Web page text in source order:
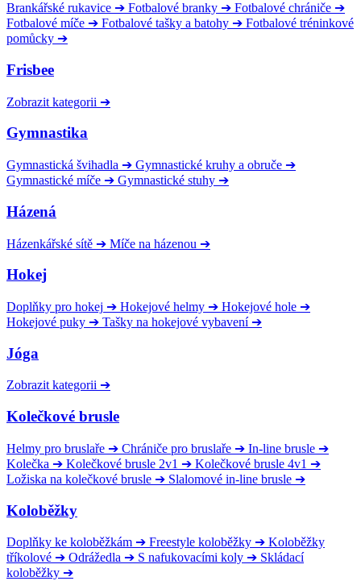
Brankářské rukavice ➔ Fotbalové branky ➔ Fotbalové chrániče ➔
Fotbalové míče ➔ Fotbalové tašky a batohy ➔ Fotbalové tréninkové
pomůcky ➔
Frisbee
Zobrazit kategorii ➔
Gymnastika
Gymnastická švihadla ➔ Gymnastické kruhy a obruče ➔
Gymnastické míče ➔ Gymnastické stuhy ➔
Házená
Házenkářské sítě ➔ Míče na házenou ➔
Hokej
Doplňky pro hokej ➔ Hokejové helmy ➔ Hokejové hole ➔
Hokejové puky ➔ Tašky na hokejové vybavení ➔
Jóga
Zobrazit kategorii ➔
Kolečkové brusle
Helmy pro bruslaře ➔ Chrániče pro bruslaře ➔ In-line brusle ➔
Kolečka ➔ Kolečkové brusle 2v1 ➔ Kolečkové brusle 4v1 ➔
Ložiska na kolečkové brusle ➔ Slalomové in-line brusle ➔
Koloběžky
Doplňky ke koloběžkám ➔ Freestyle koloběžky ➔ Koloběžky
tříkolové ➔ Odrážedla ➔ S nafukovacími koly ➔ Skládací
koloběžky ➔